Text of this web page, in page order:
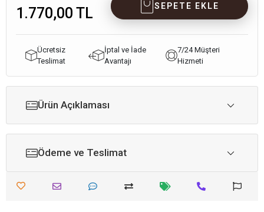
1.770,00 TL SEPETE EKLE
Ücretsiz
Teslimat
İptal ve İade
Avantajı
7/24 Müşteri
Hizmeti
Ürün Açıklaması
Ödeme ve Teslimat